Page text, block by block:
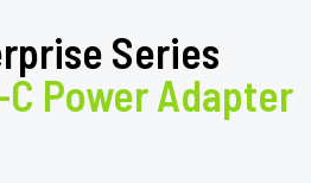
Series
Power Adapter